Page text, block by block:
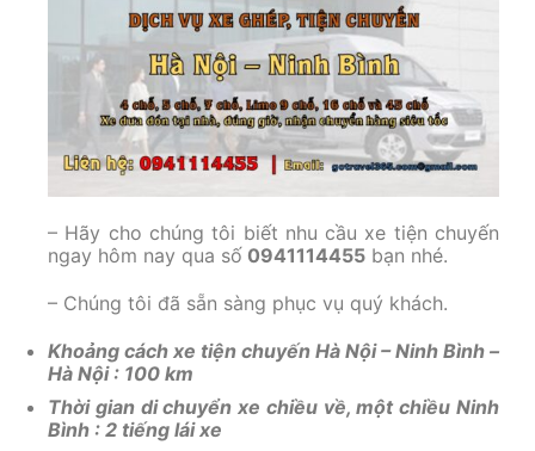
– Hãy cho chúng tôi biết nhu cầu xe tiện chuyến
ngay hôm nay qua số 0941114455 bạn nhé.
– Chúng tôi đã sẵn sàng phục vụ quý khách.
Khoảng cách xe tiện chuyến Hà Nội – Ninh Bình –
Hà Nội : 100 km
Thời gian di chuyển xe chiều về, một chiều Ninh
Bình : 2 tiếng lái xe